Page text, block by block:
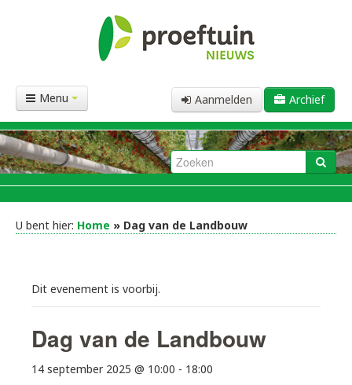
Aanmelden Archief
Menu
U bent hier: Home » Dag van de Landbouw
Dit evenement is voorbij.
Dag van de Landbouw
14 september 2025 @ 10:00 - 18:00